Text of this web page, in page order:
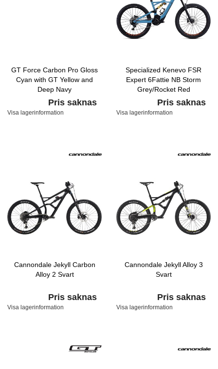
GT Force Carbon Pro Gloss
Cyan with GT Yellow and
Deep Navy
Pris saknas
Visa lagerinformation
Specialized Kenevo FSR
Expert 6Fattie NB Storm
Grey/Rocket Red
Pris saknas
Visa lagerinformation
Cannondale Jekyll Carbon
Alloy 2 Svart
Pris saknas
Visa lagerinformation
Cannondale Jekyll Alloy 3
Svart
Pris saknas
Visa lagerinformation